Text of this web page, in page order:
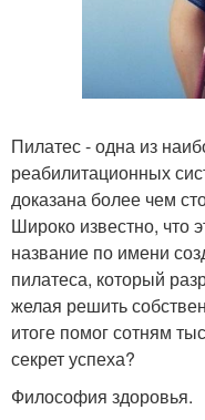
Пилатес - одна из
реабилитационных
доказана более чем
Широко известно, что
название по имени
пилатеса, который
желая решить
итоге помог сотням
секрет успеха?
Философия здоровья.